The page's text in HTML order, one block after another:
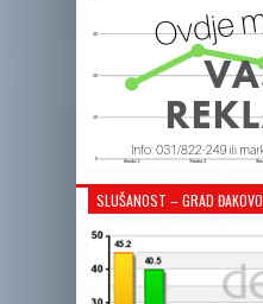
SLUŠANOST – GRAD ĐAKOVO